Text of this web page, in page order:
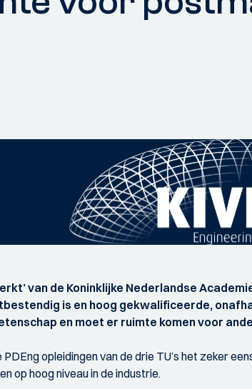
van de Koninklijke Nederlandse
is en hoog gekwalificeerde,
en moet er ruimte komen voor
opleidingen van de drie TU’s het zeker
op hoog niveau in de industrie.